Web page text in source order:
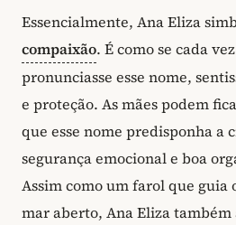
Essencialmente, Ana Eliza
compaixão. É como se cada
pronunciasse esse nome,
e proteção. As mães podem
que esse nome predisponha a
segurança emocional e boa
Assim como um farol que guia
mar aberto, Ana Eliza